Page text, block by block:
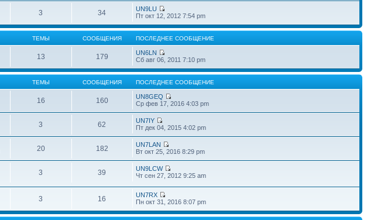
3 34
UN9LU
Пт окт 12, 2012 7:54 pm
ТЕМЫ СООБЩЕНИЯ ПОСЛЕДНЕЕ СООБЩЕНИЕ
13 179
UN6LN
Сб авг 06, 2011 7:10 pm
ТЕМЫ СООБЩЕНИЯ ПОСЛЕДНЕЕ СООБЩЕНИЕ
16 160
UN8GEQ
Ср фев 17, 2016 4:03 pm
3 62
UN7IY
Пт дек 04, 2015 4:02 pm
20 182
UN7LAN
Вт окт 25, 2016 8:29 pm
3 39
UN9LCW
Чт сен 27, 2012 9:25 am
3 16
UN7RX
Пн окт 31, 2016 8:07 pm